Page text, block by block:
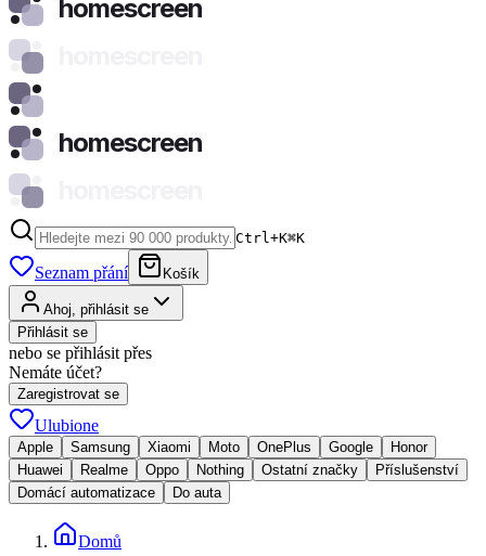
homescreen
homescreen
Ctrl+K⌘K
Seznam přání Košík
Ahoj, přihlásit se
Přihlásit se
nebo se přihlásit přes
Nemáte účet?
Zaregistrovat se
Ulubione
Apple Samsung Xiaomi Moto OnePlus Google
Honor
Huawei
Realme Oppo Nothing Ostatní značky
Příslušenství
Domácí automatizace
Do auta
Domů